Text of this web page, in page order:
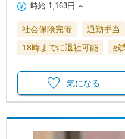
時給 1,163円 ～
社会保険完備 通勤手当
18時までに退社可能
残
気になる